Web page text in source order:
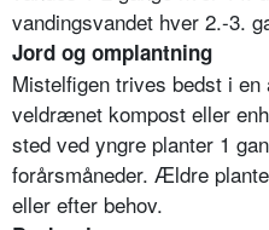
vandingsvandet hver 2.-3.
Jord og omplantning
Mistelfigen trives bedst i
veldrænet kompost eller
sted ved yngre planter 1
forårsmåneder. Ældre
eller efter behov.